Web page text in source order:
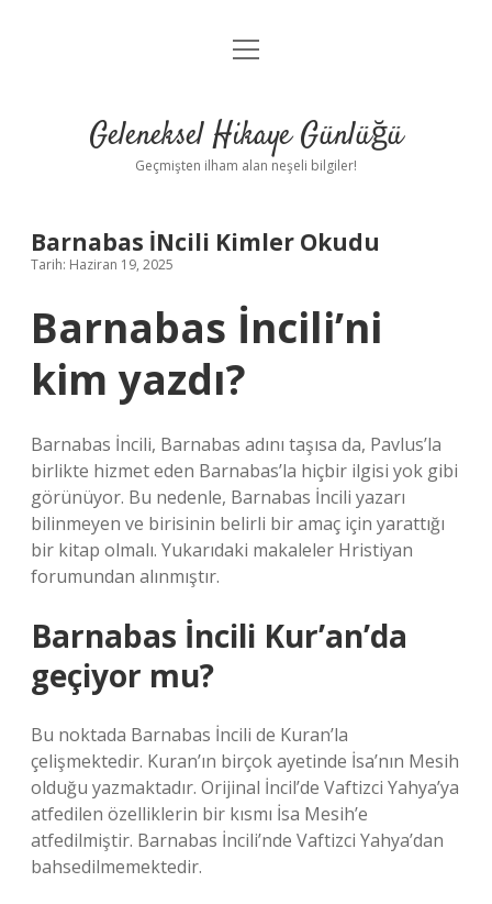
Anasayfa
Yasal Uyarı
menüyü
Geleneksel Hikaye Günlüğü
Geçmişten ilham alan neşeli bilgiler!
Barnabas İNcili Kimler Okudu
Tarih: Haziran 19, 2025
Barnabas İncili’ni
kim yazdı?
Barnabas İncili, Barnabas adını taşısa da, Pavlus’la
birlikte hizmet eden Barnabas’la hiçbir ilgisi yok gibi
görünüyor. Bu nedenle, Barnabas İncili yazarı
bilinmeyen ve birisinin belirli bir amaç için yarattığı
bir kitap olmalı. Yukarıdaki makaleler Hristiyan
forumundan alınmıştır.
Barnabas İncili Kur’an’da
geçiyor mu?
Bu noktada Barnabas İncili de Kuran’la
çelişmektedir. Kuran’ın birçok ayetinde İsa’nın Mesih
olduğu yazmaktadır. Orijinal İncil’de Vaftizci Yahya’ya
atfedilen özelliklerin bir kısmı İsa Mesih’e
atfedilmiştir. Barnabas İncili’nde Vaftizci Yahya’dan
bahsedilmemektedir.